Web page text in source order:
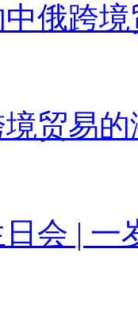
俄跨境
贸易
会 | 一